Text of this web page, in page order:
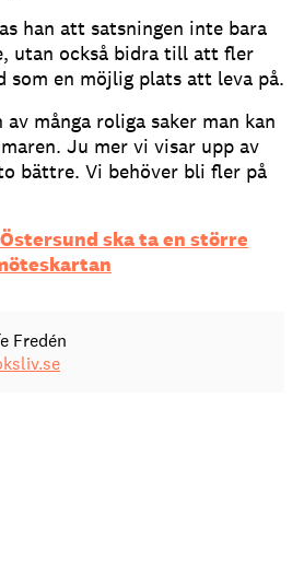
han att satsningen inte bara
utan också bidra till att fler
som en möjlig plats att leva på.
många roliga saker man kan
Ju mer vi visar upp av
bättre. Vi behöver bli fler på
ska ta en större
Fredén